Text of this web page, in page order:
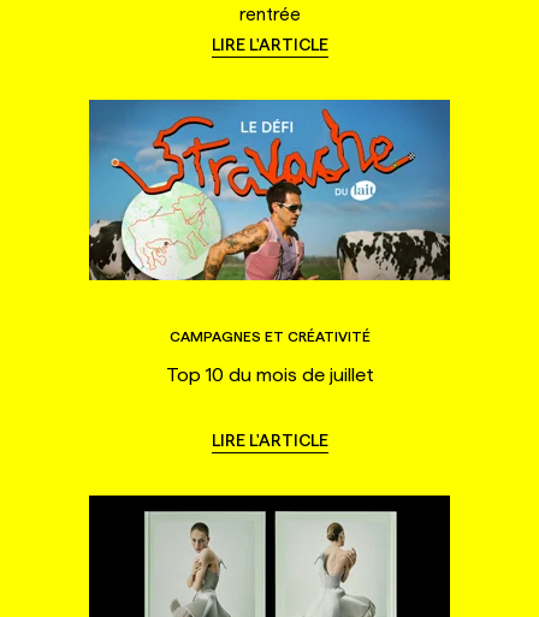
rentrée
LIRE L'ARTICLE
CAMPAGNES ET CRÉATIVITÉ
Top 10 du mois de juillet
LIRE L'ARTICLE